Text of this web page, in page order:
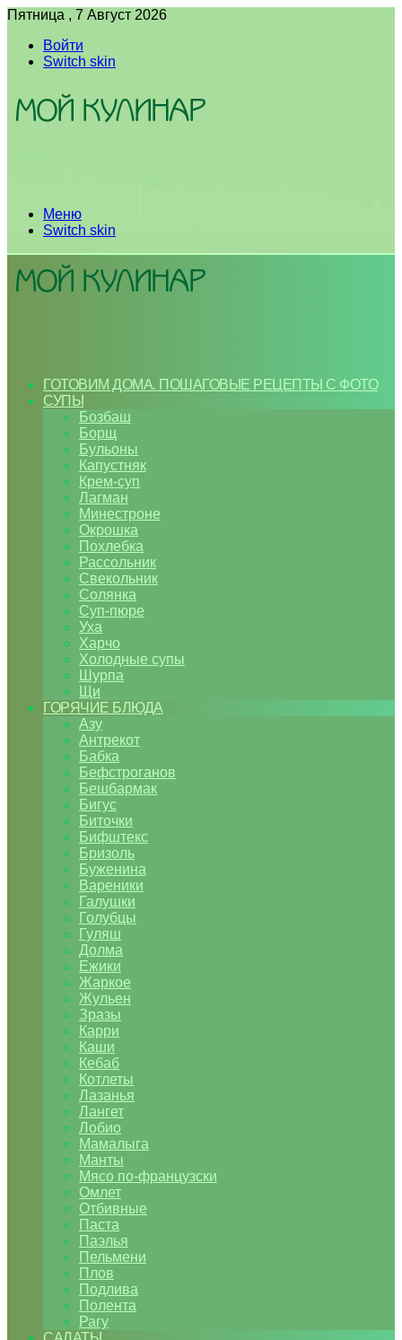
Пятница , 7 Август 2026
Войти
Switch skin
Меню
Switch skin
ГОТОВИМ ДОМА. ПОШАГОВЫЕ РЕЦЕПТЫ С ФОТО
СУПЫ
Бозбаш
Борщ
Бульоны
Капустняк
Крем-суп
Лагман
Минестроне
Окрошка
Похлебка
Рассольник
Свекольник
Солянка
Суп-пюре
Уха
Харчо
Холодные супы
Шурпа
Щи
ГОРЯЧИЕ БЛЮДА
Азу
Антрекот
Бабка
Бефстроганов
Бешбармак
Бигус
Биточки
Бифштекс
Бризоль
Буженина
Вареники
Галушки
Голубцы
Гуляш
Долма
Ежики
Жаркое
Жульен
Зразы
Карри
Каши
Кебаб
Котлеты
Лазанья
Лангет
Лобио
Мамалыга
Манты
Мясо по-французски
Омлет
Отбивные
Паста
Паэлья
Пельмени
Плов
Подлива
Полента
Рагу